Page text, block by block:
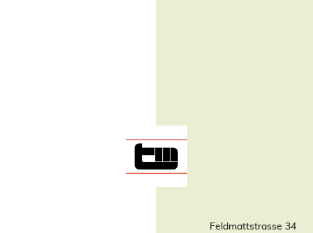
Feldmattstrasse 34